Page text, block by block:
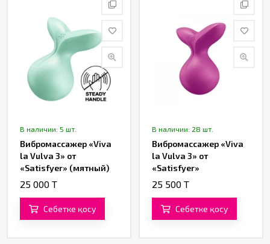
В наличии: 5 шт.
Вибромассажер «Viva
la Vulva 3» от
«Satisfyer» (мятный)
25 000 T
Себетке қосу
В наличии: 28 шт.
Вибромассажер «Viva
la Vulva 3» от
«Satisfyer»
(фиолетовый)
25 500 T
Себетке қосу